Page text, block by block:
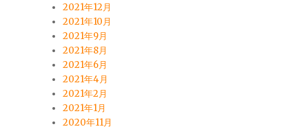
2021年12月
2021年10月
2021年9月
2021年8月
2021年6月
2021年4月
2021年2月
2021年1月
2020年11月